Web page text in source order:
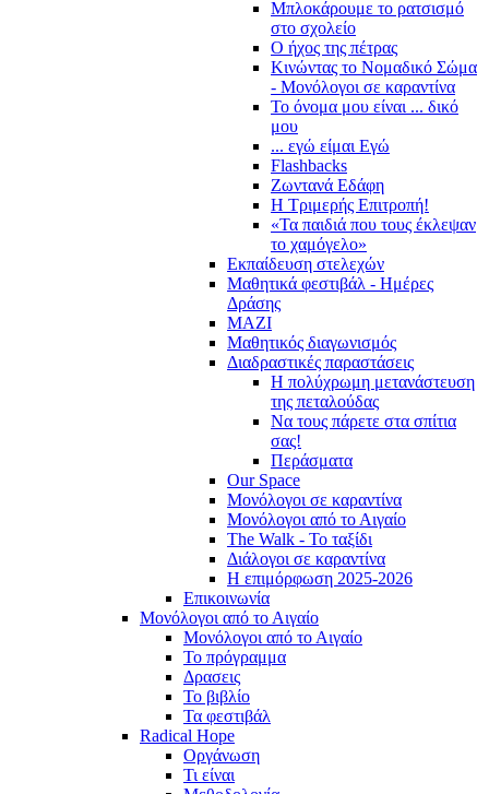
Μπλοκάρουμε το ρατσισμό
στο σχολείο
Ο ήχος της πέτρας
Κινώντας το Νομαδικό Σώμα
- Μονόλογοι σε καραντίνα
Το όνομα μου είναι ... δικό
μου
... εγώ είμαι Εγώ
Flashbacks
Ζωντανά Εδάφη
Η Τριμερής Επιτροπή!
«Τα παιδιά που τους έκλεψαν
το χαμόγελο»
Εκπαίδευση στελεχών
Μαθητικά φεστιβάλ - Ημέρες
Δράσης
ΜΑΖΙ
Μαθητικός διαγωνισμός
Διαδραστικές παραστάσεις
Η πολύχρωμη μετανάστευση
της πεταλούδας
Να τους πάρετε στα σπίτια
σας!
Περάσματα
Our Space
Μονόλογοι σε καραντίνα
Μονόλογοι από το Αιγαίο
The Walk - Το ταξίδι
Διάλογοι σε καραντίνα
Η επιμόρφωση 2025-2026
Επικοινωνία
Μονόλογοι από το Αιγαίο
Μονόλογοι από το Αιγαίο
Το πρόγραμμα
Δρασεις
Το βιβλίο
Τα φεστιβάλ
Radical Hope
Οργάνωση
Τι είναι